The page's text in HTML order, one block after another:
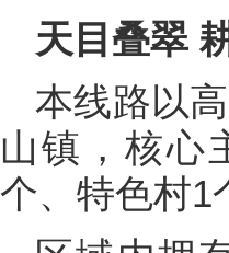
天目叠翠
本线路以
山镇，核心
个、特色村1